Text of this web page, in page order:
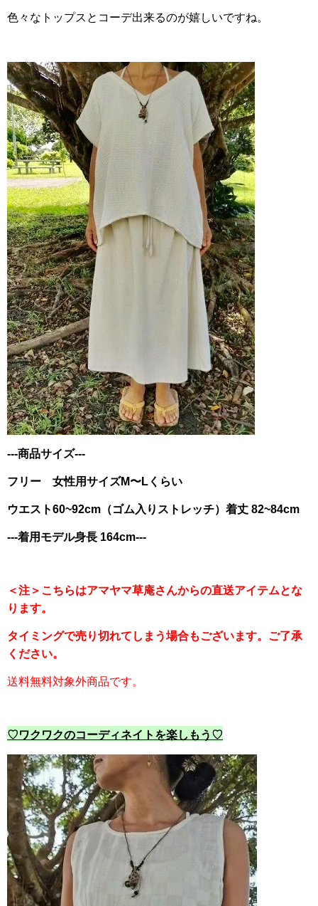
色々なトップスとコーデ出来るのが嬉しいですね。
---商品サイズ---
フリー 女性用サイズM〜Lくらい
ウエスト60~92cm（ゴム入りストレッチ）着丈 82~84cm
---着用モデル身長 164cm---
＜注＞こちらはアマヤマ草庵さんからの直送アイテムとな
ります。
タイミングで売り切れてしまう場合もございます。ご了承
ください。
送料無料対象外商品です。
♡ワクワクのコーディネイトを楽しもう♡